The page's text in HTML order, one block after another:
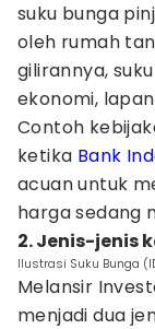
suku bunga
oleh rumah
gilirannya,
ekonomi,
Contoh
ketika Bank
acuan untuk
harga sedang
2. Jenis-jenis
Ilustrasi Suku Bunga
Melansir
menjadi dua